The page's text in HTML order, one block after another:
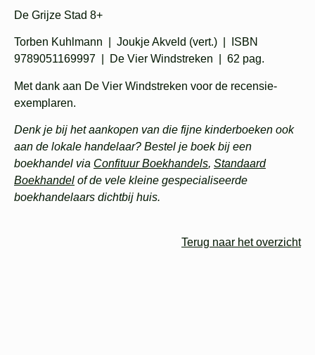
De Grijze Stad 8+
Torben Kuhlmann | Joukje Akveld (vert.) | ISBN
9789051169997 | De Vier Windstreken | 62 pag.
Met dank aan De Vier Windstreken voor de recensie-
exemplaren.
Denk je bij het aankopen van die fijne kinderboeken ook
aan de lokale handelaar? Bestel je boek bij een
boekhandel via Confituur Boekhandels, Standaard
Boekhandel of de vele kleine gespecialiseerde
boekhandelaars dichtbij huis.
Terug naar het overzicht